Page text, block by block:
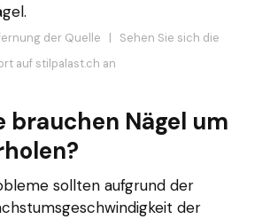
der Quelle | Sehen Sie sich die
auf stilpalast.ch an
brauchen Nägel um
sollten aufgrund der
der